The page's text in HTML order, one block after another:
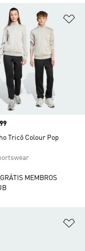
Lista de Desejos
Tricô Colour Pop
MEMBROS